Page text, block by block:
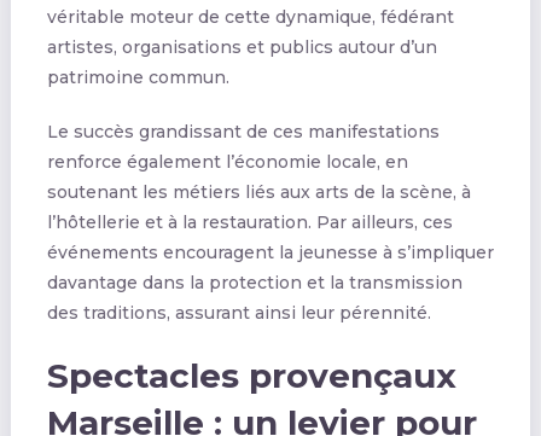
véritable moteur de cette dynamique, fédérant
artistes, organisations et publics autour d’un
patrimoine commun.
Le succès grandissant de ces manifestations
renforce également l’économie locale, en
soutenant les métiers liés aux arts de la scène, à
l’hôtellerie et à la restauration. Par ailleurs, ces
événements encouragent la jeunesse à s’impliquer
davantage dans la protection et la transmission
des traditions, assurant ainsi leur pérennité.
Spectacles provençaux
Marseille : un levier pour